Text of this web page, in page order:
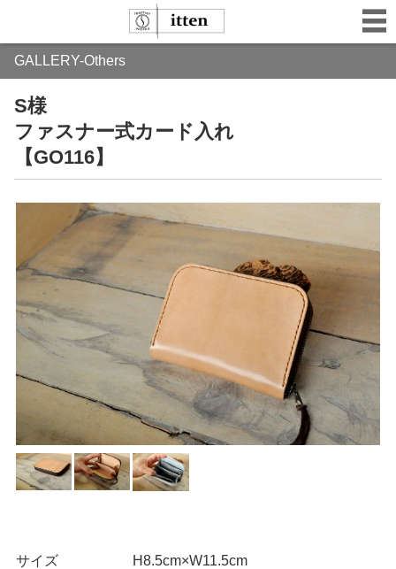
GALLERY-Others
S様
ファスナー式カード入れ
【GO116】
サイズ
H8.5cm×W11.5cm